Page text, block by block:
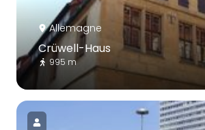
Allemagne
Crüwell-Haus
995 m